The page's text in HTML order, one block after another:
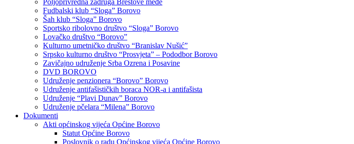
Poljoprivredna zadruga Brestove međe
Fudbalski klub “Sloga” Borovo
Šah klub “Sloga” Borovo
Sportsko ribolovno društvo “Sloga” Borovo
Lovačko društvo “Borovo”
Kulturno umetničko društvo “Branislav Nušić”
Srpsko kulturno društvo “Prosvjeta” – Pododbor Borovo
Zavičajno udruženje Srba Ozrena i Posavine
DVD BOROVO
Udruženje penzionera “Borovo” Borovo
Udruženje antifašističkih boraca NOR-a i antifašista
Udruženje “Plavi Dunav” Borovo
Udruženje pčelara “Milena” Borovo
Dokumenti
Akti općinskog vijeća Općine Borovo
Statut Općine Borovo
Poslovnik o radu Općinskog vijeća Općine Borovo